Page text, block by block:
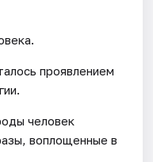
проявлением
человек
воплощенные в